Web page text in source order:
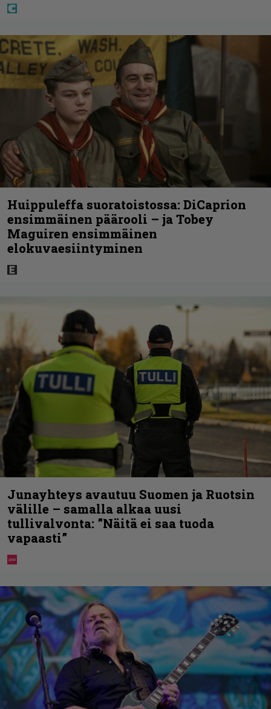
Huippuleffa suoratoistossa: DiCaprion
ensimmäinen päärooli – ja Tobey
Maguiren ensimmäinen
elokuvaesiintyminen
Junayhteys avautuu Suomen ja Ruotsin
välille – samalla alkaa uusi
tullivalvonta: ”Näitä ei saa tuoda
vapaasti”